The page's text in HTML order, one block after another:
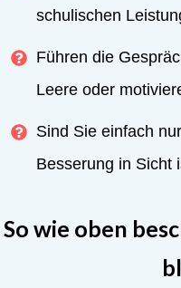
schulischen
Führen die
Leere oder
Sind Sie einfach
Besserung in Sicht
So wie oben